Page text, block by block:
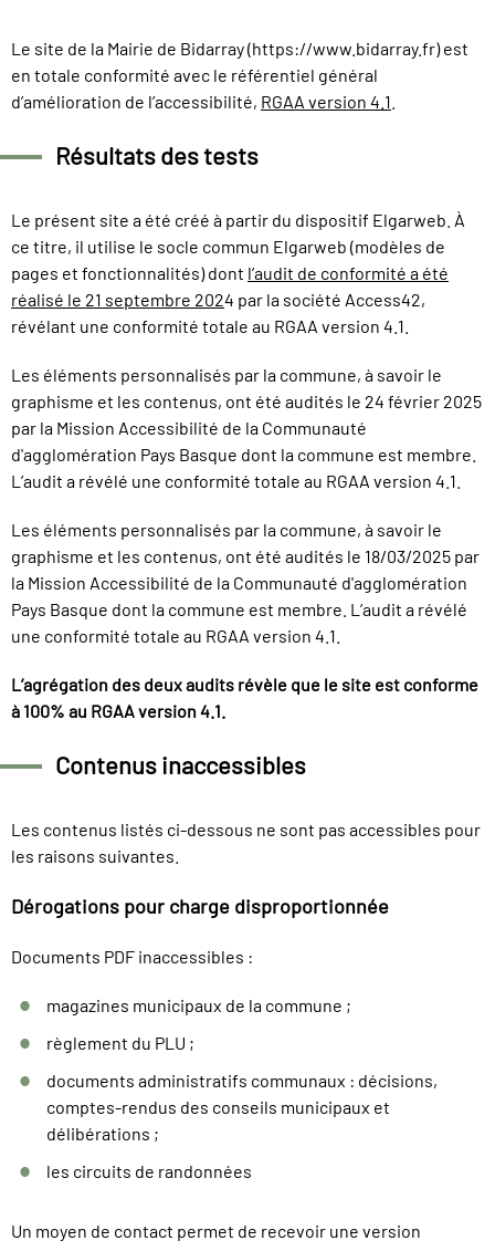
Le site de la Mairie de Bidarray (https://www.bidarray.fr) est
en totale conformité avec le référentiel général
d’amélioration de l’accessibilité, RGAA version 4.1
Résultats des tests
Le présent site a été créé à partir du dispositif Elgarweb. À
ce titre, il utilise le socle commun Elgarweb (modèles de
pages et fonctionnalités) dont l’audit de conformité a été
réalisé le 21 septembre 2024 par la société Access42,
révélant une conformité totale au RGAA version 4.1.
Les éléments personnalisés par la commune, à savoir le
graphisme et les contenus, ont été audités le 24 février 2025
par la Mission Accessibilité de la Communauté
d'agglomération Pays Basque dont la commune est membre.
L’audit a révélé une conformité totale au RGAA version 4.1.
Les éléments personnalisés par la commune, à savoir le
graphisme et les contenus, ont été audités le 18/03/2025 par
la Mission Accessibilité de la Communauté d'agglomération
Pays Basque dont la commune est membre. L’audit a révélé
une conformité totale au RGAA version 4.1.
L’agrégation des deux audits révèle que le site est conforme
à 100% au RGAA version 4.1.
Contenus inaccessibles
Les contenus listés ci-dessous ne sont pas accessibles pour
les raisons suivantes.
Dérogations pour charge disproportionnée
Documents PDF inaccessibles :
magazines municipaux de la commune ;
règlement du PLU ;
documents administratifs communaux : décisions,
comptes-rendus des conseils municipaux et
délibérations ;
les circuits de randonnées
Un moyen de contact permet de recevoir une version